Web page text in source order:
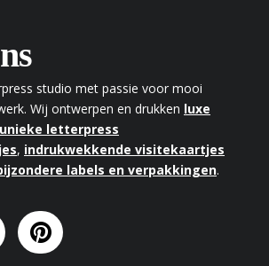
studio met passie voor mooi
Wij ontwerpen en drukken luxe
unieke letterpress
, indrukwekkende visitekaartjes
labels en verpakkingen.